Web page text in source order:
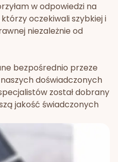
w odpowiedzi na
oczekiwali szybkiej i
niezależnie od
bezpośrednio przeze
doświadczonych
został dobrany
jakość świadczonych